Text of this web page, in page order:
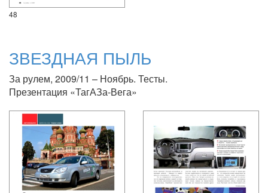
48
ЗВЕЗДНАЯ ПЫЛЬ
За рулем, 2009/11 – Ноябрь. Тесты.
Презентация «ТагАЗа-Вега»